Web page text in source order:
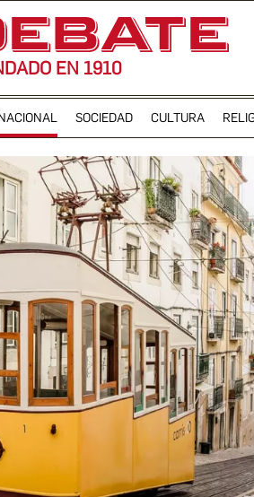
EN 1910
SOCIEDAD CULTURA